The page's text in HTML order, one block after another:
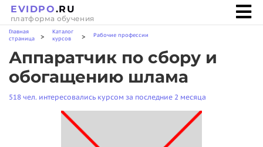
EVIDPO.RU
платформа обучения
Главная
страница
>
Каталог
курсов
> Рабочие профессии
Аппаратчик по сбору и
обогащению шлама
518 чел. интересовались курсом за последние 2 месяца